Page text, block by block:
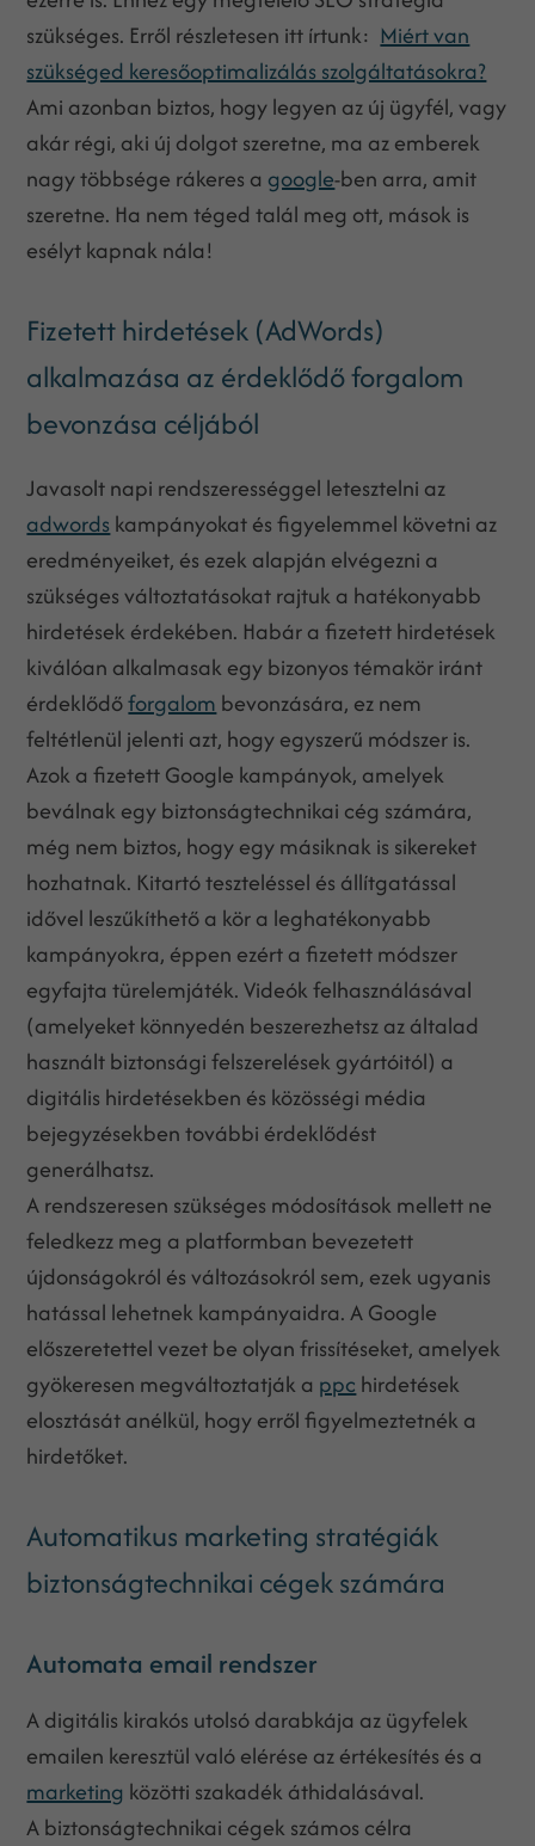
szükséges. Erről részletesen itt írtunk: Miért van
szükséged keresőoptimalizálás szolgáltatásokra?
Ami azonban biztos, hogy legyen az új ügyfél, vagy
akár régi, aki új dolgot szeretne, ma az emberek
nagy többsége rákeres a google-ben arra, amit
szeretne. Ha nem téged talál meg ott, mások is
esélyt kapnak nála!
Fizetett hirdetések (AdWords)
alkalmazása az érdeklődő forgalom
bevonzása céljából
Javasolt napi rendszerességgel letesztelni az
adwords kampányokat és figyelemmel követni az
eredményeiket, és ezek alapján elvégezni a
szükséges változtatásokat rajtuk a hatékonyabb
hirdetések érdekében. Habár a fizetett hirdetések
kiválóan alkalmasak egy bizonyos témakör iránt
érdeklődőforgalom bevonzására, ez nem
feltétlenül jelenti azt, hogy egyszerű módszer is.
Azok a fizetett Google kampányok, amelyek
beválnak egy biztonságtechnikai cég számára,
még nem biztos, hogy egy másiknak is sikereket
hozhatnak. Kitartó teszteléssel és állítgatással
idővel leszűkíthető a kör a leghatékonyabb
kampányokra, éppen ezért a fizetett módszer
egyfajta türelemjáték. Videók felhasználásával
(amelyeket könnyedén beszerezhetsz az általad
használt biztonsági felszerelések gyártóitól) a
digitális hirdetésekben és közösségi média
bejegyzésekben további érdeklődést
generálhatsz.
A rendszeresen szükséges módosítások mellett ne
feledkezz meg a platformban bevezetett
újdonságokról és változásokról sem, ezek ugyanis
hatással lehetnek kampányaidra. A Google
előszeretettel vezet be olyan frissítéseket, amelyek
gyökeresen megváltoztatják a ppc hirdetések
elosztását anélkül, hogy erről figyelmeztetnék a
hirdetőket.
Automatikus marketing stratégiák
biztonságtechnikai cégek számára
Automata email rendszer
A digitális kirakós utolsó darabkája az ügyfelek
emailen keresztül való elérése az értékesítés és a
marketing közötti szakadék áthidalásával.
A biztonságtechnikai cégek számos célra